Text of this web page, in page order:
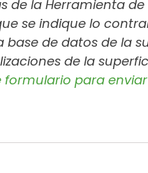
de la Herramienta
se indique lo
de datos de la
de la
formulario para